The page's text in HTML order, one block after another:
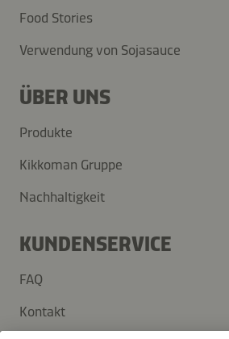
Food Stories
Verwendung von Sojasauce
ÜBER UNS
Produkte
Kikkoman Gruppe
Nachhaltigkeit
KUNDENSERVICE
FAQ
Kontakt